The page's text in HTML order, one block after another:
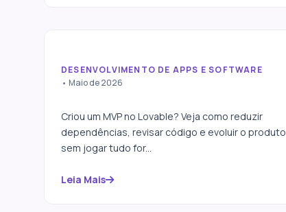
Como tirar seu MVP do
zero
DESENVOLVIMENTO DE APPS E SOFTWARE
• Maio de 2026
Criou um MVP no Lovable? Veja como reduzir
dependências, revisar código e evoluir o produto
sem jogar tudo for...
Leia Mais